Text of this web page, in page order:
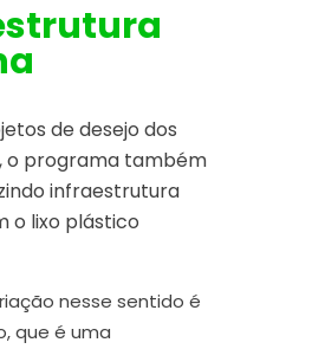
de desejo dos
o programa também
infraestrutura
o lixo plástico
nesse sentido é
que é uma